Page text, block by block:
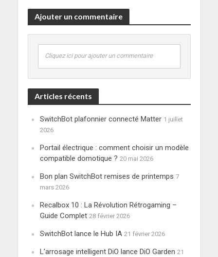
Ajouter un commentaire
Cliquez ici pour ajouter un commentaire
Articles récents
SwitchBot plafonnier connecté Matter 1 juillet
2026
Portail électrique : comment choisir un modèle
compatible domotique ? 20 mai 2026
Bon plan SwitchBot remises de printemps 7
mars 2026
Recalbox 10 : La Révolution Rétrogaming –
Guide Complet 28 février 2026
SwitchBot lance le Hub IA 21 février 2026
L’arrosage intelligent DiO lance DiO Garden 21